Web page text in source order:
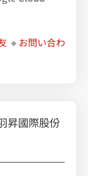
🔸 お問い合わ
昇國際股份